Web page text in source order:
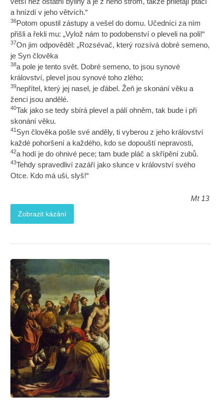
a hnízdí v jeho větvích.“
36Potom opustil zástupy a vešel do domu. Učedníci za ním
přišli a řekli mu: „Vylož nám to podobenství o pleveli na poli!“
37On jim odpověděl: „Rozsévač, který rozsívá dobré semeno,
je Syn člověka
38a pole je tento svět. Dobré semeno, to jsou synové
království, plevel jsou synové toho zlého;
39nepřítel, který jej nasel, je ďábel. Žeň je skonání věku a
ženci jsou andělé.
40Tak jako se tedy sbírá plevel a pálí ohněm, tak bude i při
skonání věku.
41 Syn člověka pošle své anděly, ti vyberou z jeho království
každé pohoršení a každého, kdo se dopouští nepravosti,
42a hodí je do ohnivé pece; tam bude pláč a skřípění zubů.
43Tehdy spravedliví zazáří jako slunce v království svého
Otce. Kdo má uši, slyš!“
Mt 13
Zobrazit kázání